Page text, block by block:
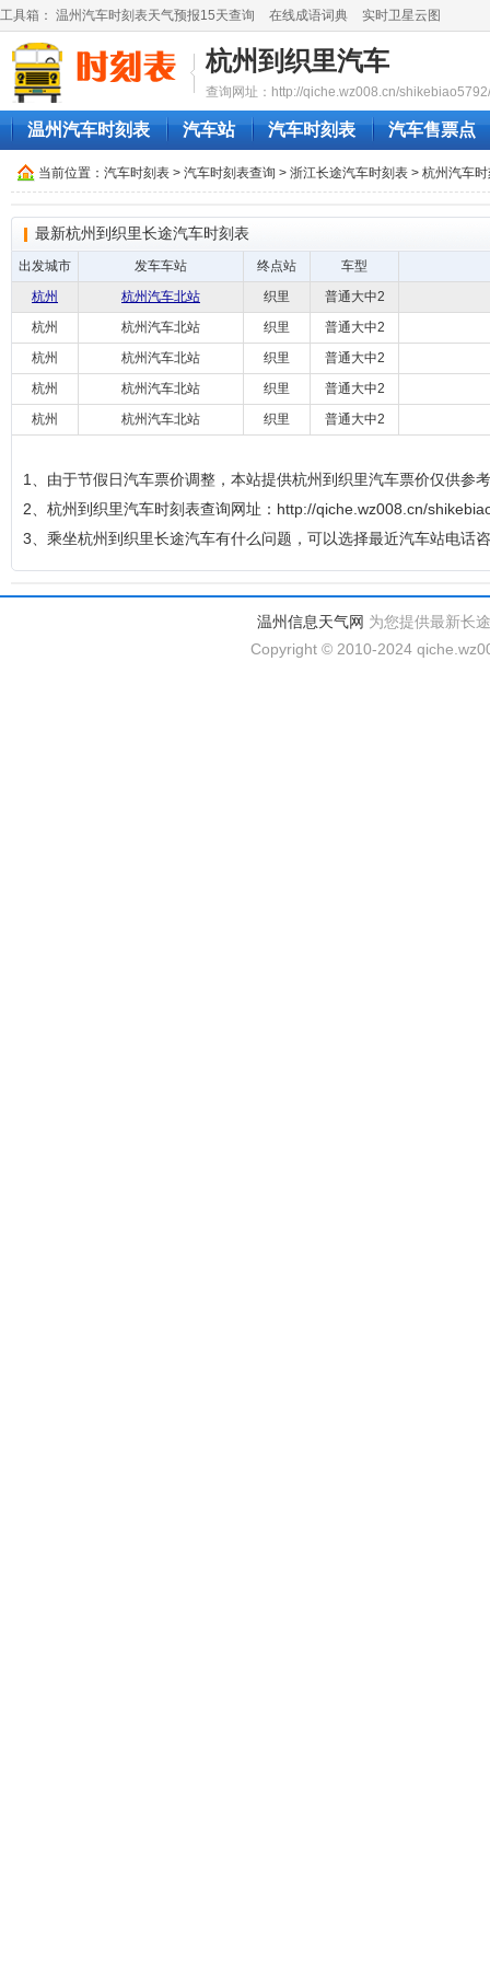
工具箱： 温州汽车时刻表天气预报15天查询 在线成语词典 实时卫星云图
杭州到织里汽车
查询网址：http://qiche.wz008.cn/shikebiao5792/
温州汽车时刻表 汽车站 汽车时刻表 汽车售票点
当前位置： 汽车时刻表 > 汽车时刻表查询 > 浙江长途汽车时刻表 > 杭州汽车
最新杭州到织里长途汽车时刻表
出发城市 发车车站 终点站
车型
杭州
杭州汽车北站 织里
普通大中2
杭州
杭州汽车北站 织里
普通大中2
杭州
杭州汽车北站 织里
普通大中2
杭州
杭州汽车北站 织里
普通大中2
杭州
杭州汽车北站 织里 普通大中2
1、由于节假日汽车票价调整，本站提供杭州到织里汽车票价仅供参
2、杭州到织里汽车时刻表查询网址：http://qiche.wz008.cn/
3、乘坐杭州到织里长途汽车有什么问题，可以选择最近汽车站电话
温州信息天气网 为您提供最新长
Copyright © 2010-2024